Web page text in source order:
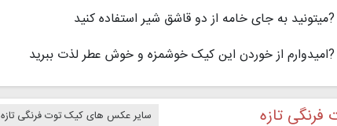
?میتونید به جای خامه از دو قاشق شیر استفاده کنید
?امیدوارم از خوردن این کیک خوشمزه و خوش عطر لذت ببرید
تازه سایر عکس های کیک توت فرنگی تازه